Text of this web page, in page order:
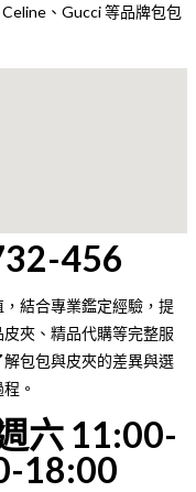
、Gucci 等品牌包包
456
結合專業鑑定經驗，提
夾、精品代購等完整服
包包與皮夾的差異與選
。
六 11:00-
18:00